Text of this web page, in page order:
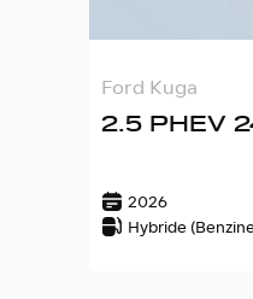
Ford Kuga
2.5 PHEV
2026
Hybride